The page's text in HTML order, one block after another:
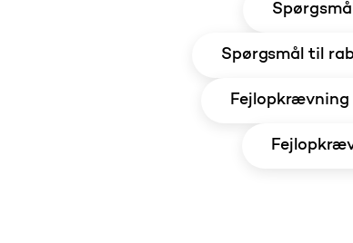
Spørgsmål til